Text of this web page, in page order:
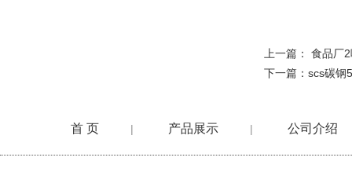
上一篇： 食品厂
下一篇： scs碳钢
首 页 | 产品展示 | 公司介绍